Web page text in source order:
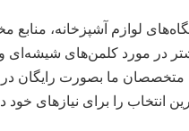
لوازم آشپزخانه، منابع
در مورد کلمن‌های شیشه‌ای
متخصصان ما بصورت رایگان
انتخاب را برای نیازهای خود